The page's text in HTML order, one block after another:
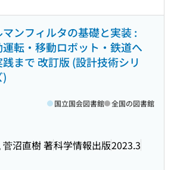
マンフィルタの基礎と実装 :
運転・移動ロボット・鉄道へ
践まで 改訂版 (設計技術シリ
沼直樹 著科学情報出版2023.3
国立国会図書館 全国の図書館